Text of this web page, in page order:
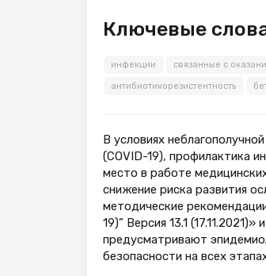
Ключевые
инфекции связанные с
антибиотикорезистентность
В условиях
(СОVID-19), профилактика
место в работе
снижение риска развития
методические
19)” Версия 13.1
предусматривают
безопасности на всех